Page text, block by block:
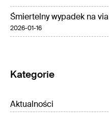
Śmiertelny wypadek na
2026-01-16
Kategorie
Aktualności